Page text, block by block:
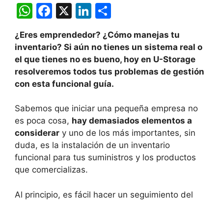
W
at
s
A
p
p
F
c
e
b
o
o
k
X
Li
k
e
dI
n
o
m
p
ar
tir
¿Eres emprendedor? ¿Cómo manejas tu
inventario? Si aún no tienes un sistema real o
el que tienes no es bueno, hoy en U-Storage
resolveremos todos tus problemas de gestión
con esta funcional guía.
Sabemos que iniciar una pequeña empresa no
es poca cosa, hay demasiados elementos a
considerar y uno de los más importantes, sin
duda, es la instalación de un inventario
funcional para tus suministros y los productos
que comercializas.
Al principio, es fácil hacer un seguimiento del